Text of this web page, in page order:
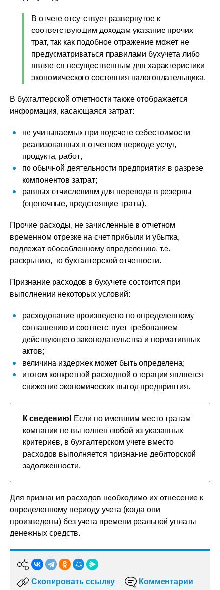
В отчете отсутствует развернутое к
соответствующим доходам указание прочих
трат, так как подобное отражение может не
предусматриваться правилами бухучета либо
является несущественным для характеристики
экономического состояния налогоплательщика.
В бухгалтерской отчетности также отображается
информация, касающаяся затрат:
не учитываемых при подсчете себестоимости
реализованных в отчетном периоде услуг,
продукта, работ;
по обычной деятельности предприятия в разрезе
компонентов затрат;
равных отчислениям для перевода в резервы
(оценочные, предстоящие траты).
Прочие расходы, не зачисленные в отчетном
временном отрезке на счет прибыли и убытка,
подлежат обособленному определению, т.е.
раскрытию, по бухгалтерской отчетности.
Признание расходов в бухучете состоится при
выполнении некоторых условий:
расходование произведено по определенному
соглашению и соответствует требованием
действующего законодательства и нормативных
актов;
величина издержек может быть определена;
итогом конкретной расходной операции является
снижение экономических выгод предприятия.
К сведению! Если по имевшим место тратам
компании не выполнен любой из указанных
критериев, в бухгалтерском учете вместо
расходов выполняется признание дебиторской
задолженности.
Для признания расходов необходимо их отнесение к
определенному периоду учета (когда они
произведены) без учета времени реальной уплаты
денежных средств.
Скопировать ссылку Комментарии